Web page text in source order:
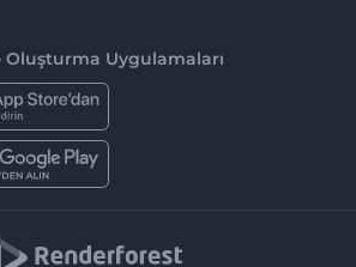
Oluşturma Uygulamaları